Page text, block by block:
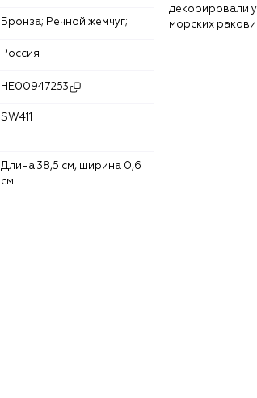
Бронза; Речной жемчуг;
Россия
HE00947253
SW411
Длина 38,5 см, ширина 0,6
см.
декорировали
морских